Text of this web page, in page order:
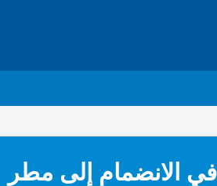
الانضمام إلى مطر